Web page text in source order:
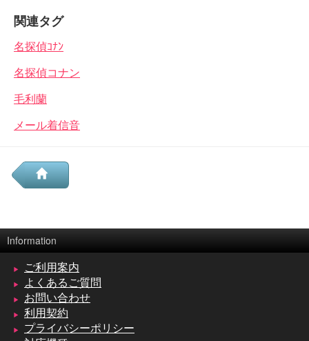
関連タグ
名探偵ｺﾅﾝ
名探偵コナン
毛利蘭
メール着信音
Information
ご利用案内
よくあるご質問
お問い合わせ
利用契約
プライバシーポリシー